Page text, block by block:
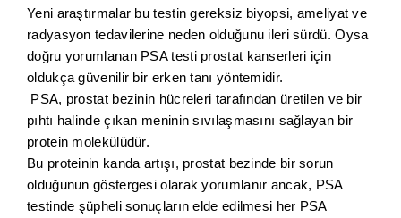
Yeni araştırmalar bu testin gereksiz biyopsi, ameliyat ve
radyasyon tedavilerine neden olduğunu ileri sürdü. Oysa
doğru yorumlanan PSA testi prostat kanserleri için
oldukça güvenilir bir erken tanı yöntemidir.
PSA, prostat bezinin hücreleri tarafından üretilen ve bir
pıhtı halinde çıkan meninin sıvılaşmasını sağlayan bir
protein molekülüdür.
Bu proteinin kanda artışı, prostat bezinde bir sorun
olduğunun göstergesi olarak yorumlanır ancak, PSA
testinde şüpheli sonuçların elde edilmesi her PSA